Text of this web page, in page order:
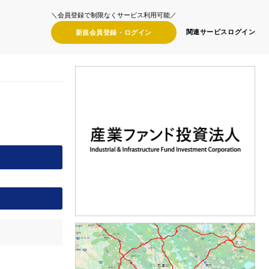
＼会員登録で制限なくサービス利用可能／
新規会員登録・ ログイン 関連サービス ログイン